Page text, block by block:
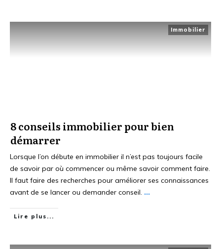
Immobilier
8 conseils immobilier pour bien
démarrer
Lorsque l’on débute en immobilier il n’est pas toujours facile
de savoir par où commencer ou même savoir comment faire.
Il faut faire des recherches pour améliorer ses connaissances
avant de se lancer ou demander conseil. ...
Lire plus...